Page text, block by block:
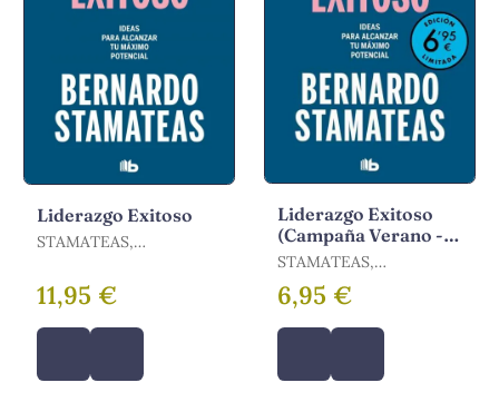
Liderazgo Exitoso
STAMATEAS,
11,95 €
Liderazgo Exitoso
(Campaña Verano -
Edición Limitada a
Precio Especial)
STAMATEAS,
BERNARDO
6,95 €